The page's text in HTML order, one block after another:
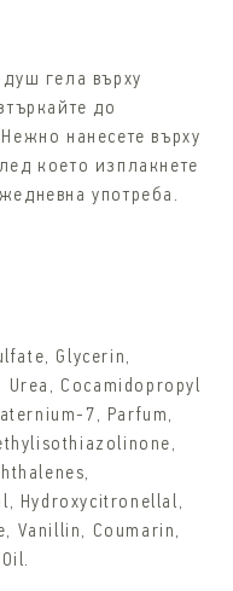
гела върху
до
нанесете върху
което изплакнете
употреба.
Glycerin,
Urea, Cocamidopropyl
7, Parfum,
Hydroxycitronellal,
Vanillin, Coumarin,